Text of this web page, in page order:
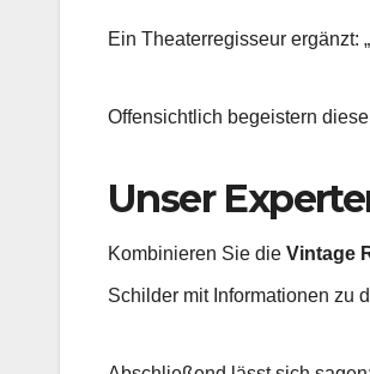
Ein Theaterregisseur ergänzt:
Offensichtlich begeistern
Unser
Kombinieren Sie die Vintage
Schilder mit Informationen zu